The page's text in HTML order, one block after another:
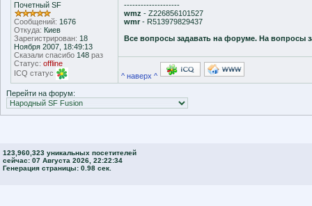
Почетный SF
Сообщений: 1676
Откуда: Киев
Зарегистрирован: 18
Ноября 2007, 18:49:13
Сказали спасибо 148 раз
Статус: offline
ICQ статус
--------------------
wmz - Z226856101527
wmr- R513979829437
Все вопросы задавать на форуме. На вопросы
^ наверх ^
Перейти на форум:
123,960,323 уникальных посетителей
сейчас: 07 Августа 2026, 22:22:34
Генерация страницы: 0.98 сек.